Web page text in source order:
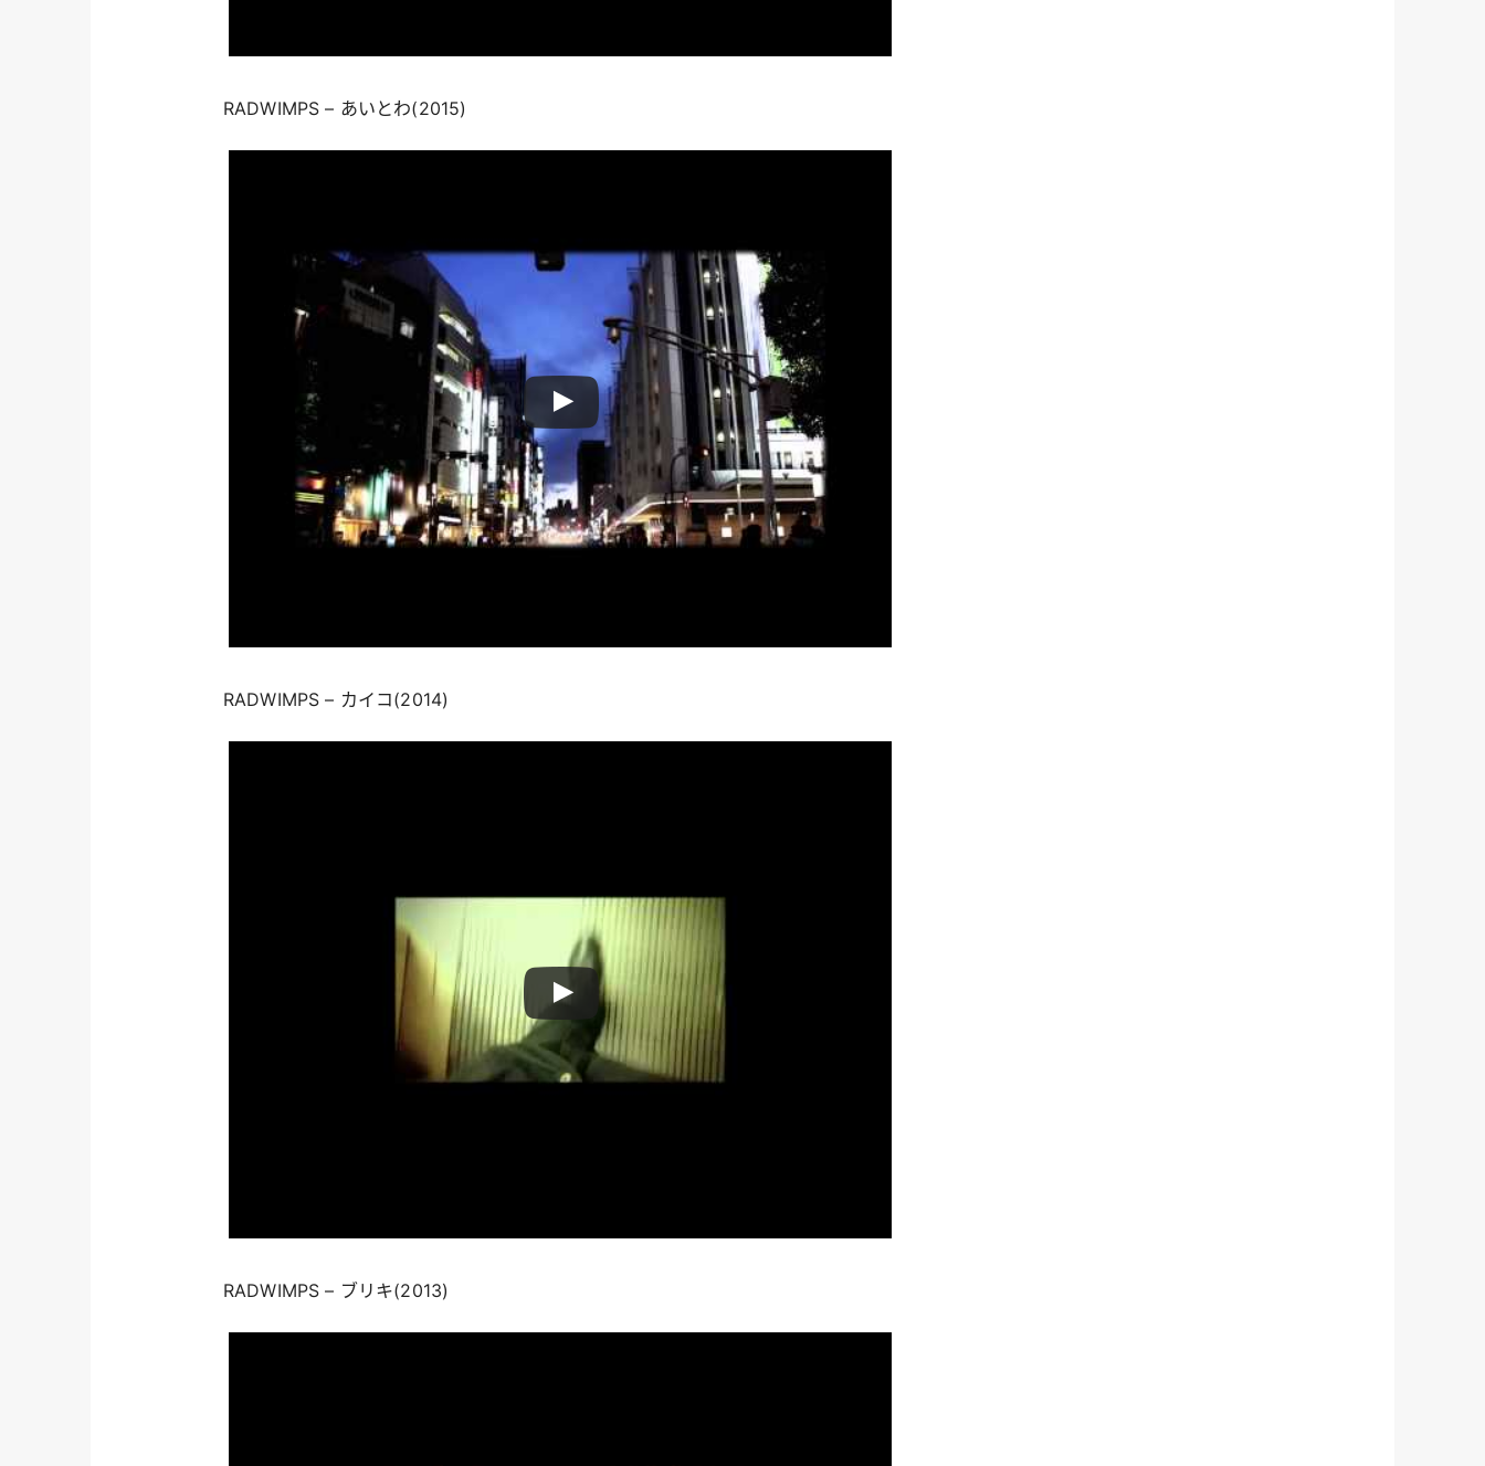
RADWIMPS – あいとわ(2015)
RADWIMPS – カイコ(2014)
RADWIMPS – ブリキ(2013)